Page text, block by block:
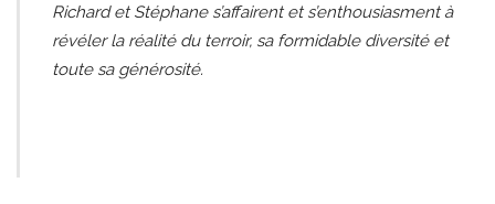
Richard et Stéphane s’affairent et s’enthousiasment à
révéler la réalité du terroir, sa formidable diversité et
toute sa générosité.